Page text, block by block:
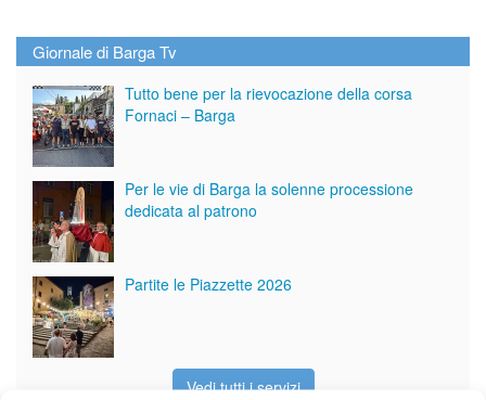
Giornale di Barga Tv
Tutto bene per la rievocazione della corsa
Fornaci – Barga
Per le vie di Barga la solenne processione
dedicata al patrono
Partite le Piazzette 2026
Vedi tutti i servizi